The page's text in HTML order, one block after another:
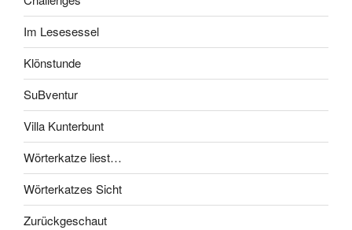
Im Lesesessel
Klönstunde
SuBventur
Villa Kunterbunt
Wörterkatze liest…
Wörterkatzes Sicht
Zurückgeschaut